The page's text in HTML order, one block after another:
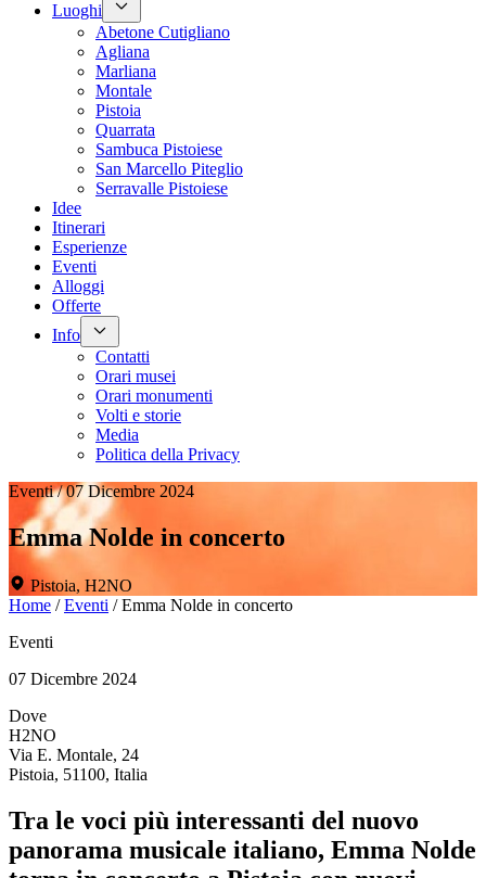
Luoghi
Abetone Cutigliano
Agliana
Marliana
Montale
Pistoia
Quarrata
Sambuca Pistoiese
San Marcello Piteglio
Serravalle Pistoiese
Idee
Itinerari
Esperienze
Eventi
Alloggi
Offerte
Info
Contatti
Orari musei
Orari monumenti
Volti e storie
Media
Politica della Privacy
Eventi / 07 Dicembre 2024
Emma Nolde in concerto
Pistoia, H2NO
Home /Eventi /Emma Nolde in concerto
Eventi
07 Dicembre 2024
Dove
H2NO
Via E. Montale, 24
Pistoia, 51100, Italia
Tra le voci più interessanti del nuovo
panorama musicale italiano, Emma Nolde